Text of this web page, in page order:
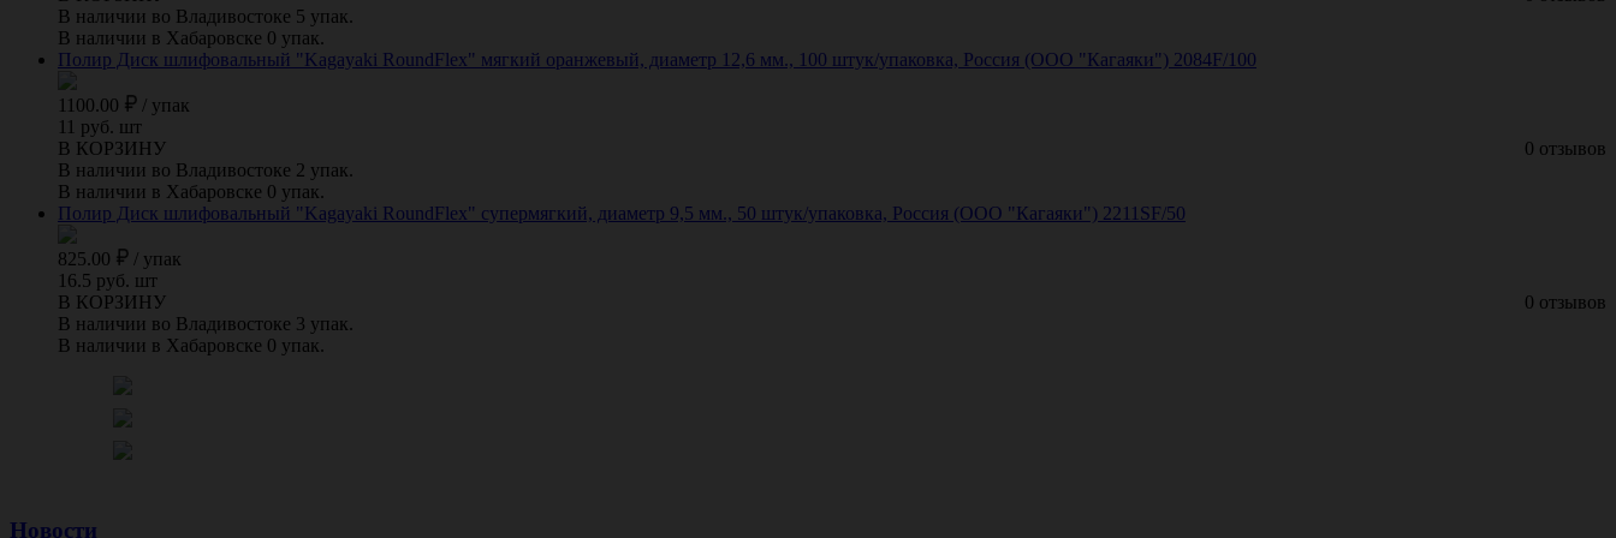
В наличии во Владивостоке 5 упак.
В наличии в Хабаровске 0 упак.
Полир Диск шлифовальный "Kagayaki RoundFlex" мягкий оранжевый, диаметр 12,6 мм., 100 штук/упаковка, Россия (ООО "Кагаяки") 2084F/100
1100.00 / упак
11 руб. шт
0 отзывов
В КОРЗИНУ
В наличии во Владивостоке 2 упак.
В наличии в Хабаровске 0 упак.
Полир Диск шлифовальный "Kagayaki RoundFlex" супермягкий, диаметр 9,5 мм., 50 штук/упаковка, Россия (ООО "Кагаяки") 2211SF/50
825.00 / упак
16.5 руб. шт
0 отзывов
В КОРЗИНУ
В наличии во Владивостоке 3 упак.
В наличии в Хабаровске 0 упак.
Новости